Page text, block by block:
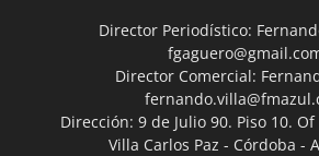
Director Periodístico:
Director Comercial:
Dirección: 9 de Julio 90. Piso 10. Of
Villa Carlos Paz - Córdoba -